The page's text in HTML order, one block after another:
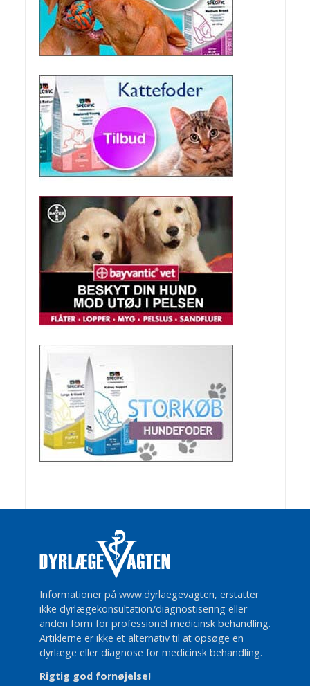
Informationer på www.dyrlaegevagten, erstatter
ikke dyrlægekonsultation/diagnostisering eller
anden form for professionel medicinsk behandling.
Artiklerne er ikke et alternativ til at opsøge en
dyrlæge eller diagnose for medicinsk behandling.
Rigtig god fornøjelse!